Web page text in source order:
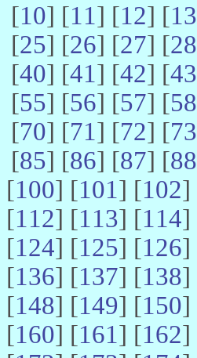
[10] [11] [12] [13
[25] [26] [27] [28
[40] [41] [42] [43
[55] [56] [57] [58
[70] [71] [72] [73
[85] [86] [87] [88
[100] [101] [102]
[112] [113] [114]
[124] [125] [126]
[136] [137] [138]
[148] [149] [150]
[160] [161] [162]